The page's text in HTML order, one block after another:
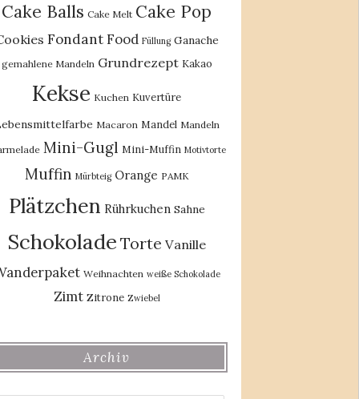
Cake Balls Cake Melt Cake Pop
Fondant Food Füllung Ganache
gemahlene Mandeln Grundrezept Kakao
Kekse Kuchen Kuvertüre
Macaron Mandel Mandeln
Mini-Gugl Mini-Muffin Motivtorte
Muffin Mürbteig Orange PAMK
Plätzchen Rührkuchen Sahne
Schokolade Torte Vanille
Weihnachten weiße Schokolade
Zimt Zitrone Zwiebel
Archiv